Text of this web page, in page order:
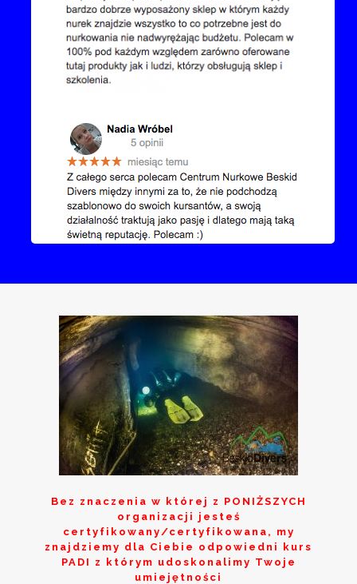
Bez znaczenia w której z PONIŻSZYCH
organizacji jesteś
certyfikowany/certyfikowana, my
znajdziemy dla Ciebie odpowiedni kurs
PADI z którym udoskonalimy Twoje
umiejętności